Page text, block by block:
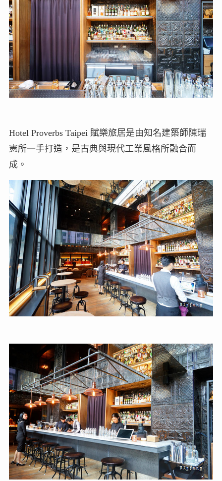
Hotel Proverbs Taipei 賦樂旅居是由知名建築師陳瑞
憲所一手打造，是古典與現代工業風格所融合而
成。